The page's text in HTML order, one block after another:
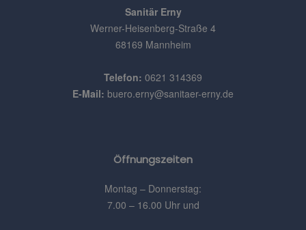
Sanitär Erny
Werner-Heisenberg-Straße 4
68169 Mannheim
Telefon: 0621 314369
E-Mail: buero.erny@sanitaer-erny.de
Öffnungszeiten
Montag – Donnerstag:
7.00 – 16.00 Uhr und